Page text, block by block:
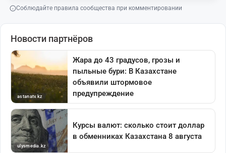
Соблюдайте правила сообщества при комментировании